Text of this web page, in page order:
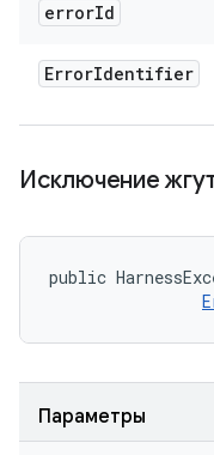
errorId
ErrorIdentifier
Исключение
public
Параметры